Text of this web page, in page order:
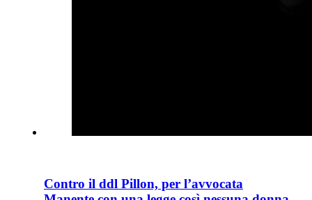
Contro il ddl Pillon, per l’avvocata